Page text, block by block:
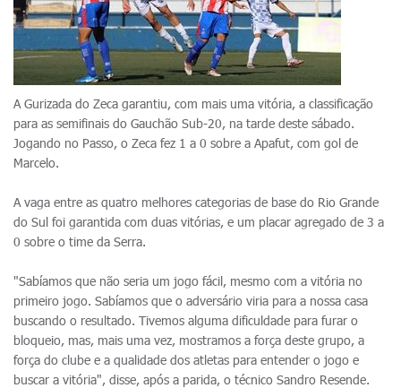
A Gurizada do Zeca garantiu, com mais uma vitória, a classificação
para as semifinais do Gauchão Sub-20, na tarde deste sábado.
Jogando no Passo, o Zeca fez 1 a 0 sobre a Apafut, com gol de
Marcelo.
A vaga entre as quatro melhores categorias de base do Rio Grande
do Sul foi garantida com duas vitórias, e um placar agregado de 3 a
0 sobre o time da Serra.
"Sabíamos que não seria um jogo fácil, mesmo com a vitória no
primeiro jogo. Sabíamos que o adversário viria para a nossa casa
buscando o resultado. Tivemos alguma dificuldade para furar o
bloqueio, mas, mais uma vez, mostramos a força deste grupo, a
força do clube e a qualidade dos atletas para entender o jogo e
buscar a vitória", disse, após a parida, o técnico Sandro Resende.